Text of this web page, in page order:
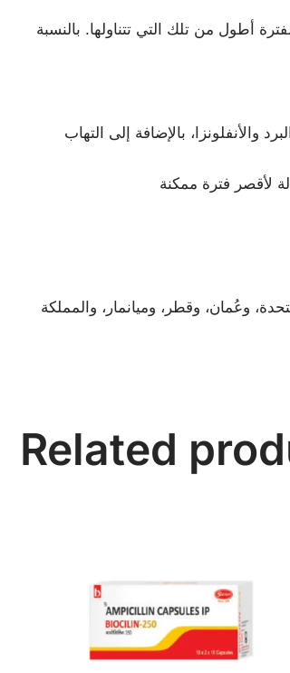
أطول من تلك التي تتناولها. بالنسبة
بالإضافة إلى التهاب
لأقصر فترة ممكنة
وعُمان، وقطر، وميانمار، والمملكة
Related